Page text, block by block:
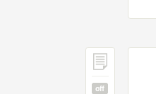
off